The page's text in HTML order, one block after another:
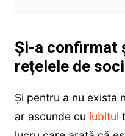
Și-a confirmat
rețelele de
Și pentru a nu exista
ar ascunde cu iubitul